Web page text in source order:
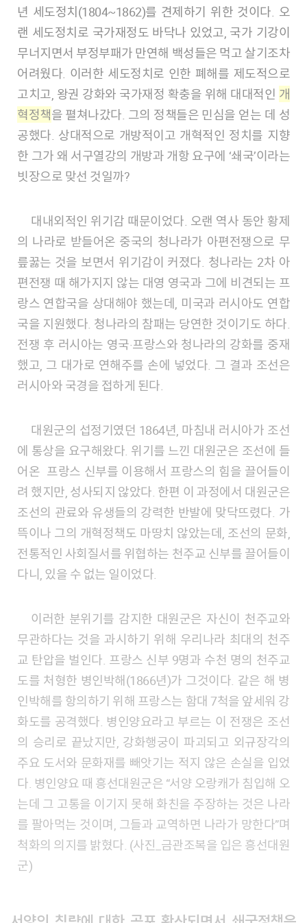
년 세도정치(1804~1862)를 견제하기 위한 것이다. 오
랜 세도정치로 국가재정도 바닥나 있었고, 국가 기강이
무너지면서 부정부패가 만연해 백성들은 먹고 살기조차
어려웠다. 이러한 세도정치로 인한 폐해를 제도적으로
고치고, 왕권 강화와 국가재정 확충을 위해 대대적인 개
혁정책을 펼쳐나갔다. 그의 정책들은 민심을 얻는 데 성
공했다. 상대적으로 개방적이고 개혁적인 정치를 지향
한 그가 왜 서구열강의 개방과 개항 요구에 ‘쇄국’이라는
빗장으로 맞선 것일까?
대내외적인 위기감 때문이었다. 오랜 역사 동안 황제
의 나라로 받들어온 중국의 청나라가 아편전쟁으로 무
릎꿇는 것을 보면서 위기감이 커졌다. 청나라는 2차 아
편전쟁 때 해가지지 않는 대영 영국과 그에 비견되는 프
랑스 연합국을 상대해야 했는데, 미국과 러시아도 연합
국을 지원했다. 청나라의 참패는 당연한 것이기도 하다.
전쟁 후 러시아는 영국·프랑스와 청나라의 강화를 중재
했고, 그 대가로 연해주를 손에 넣었다. 그 결과 조선은
러시아와 국경을 접하게 된다.
대원군의 섭정기였던 1864년, 마침내 러시아가 조선
에 통상을 요구해왔다. 위기를 느낀 대원군은 조선에 들
어온 프랑스 신부를 이용해서 프랑스의 힘을 끌어들이
려 했지만, 성사되지 않았다. 한편 이 과정에서 대원군은
조선의 관료와 유생들의 강력한 반발에 맞닥뜨렸다. 가
뜩이나 그의 개혁정책도 마땅치 않았는데, 조선의 문화,
전통적인 사회질서를 위협하는 천주교 신부를 끌어들이
다니, 있을 수 없는 일이었다.
이러한 분위기를 감지한 대원군은 자신이 천주교와
무관하다는 것을 과시하기 위해 우리나라 최대의 천주
교 탄압을 벌인다. 프랑스 신부 9명과 수천 명의 천주교
도를 처형한 병인박해(1866년)가 그것이다. 같은 해 병
인박해를 항의하기 위해 프랑스는 함대 7척을 앞세워 강
화도를 공격했다. 병인양요라고 부르는 이 전쟁은 조선
의 승리로 끝났지만, 강화행궁이 파괴되고 외규장각의
주요 도서와 문화재를 빼앗기는 적지 않은 손실을 입었
다. 병인양요 때 흥선대원군은 “서양 오랑캐가 침입해 오
는데 그 고통을 이기지 못해 화친을 주장하는 것은 나라
를 팔아먹는 것이며, 그들과 교역하면 나라가 망한다”며
척화의 의지를 밝혔다. (사진_금관조복을 입은 흥선대원
군)